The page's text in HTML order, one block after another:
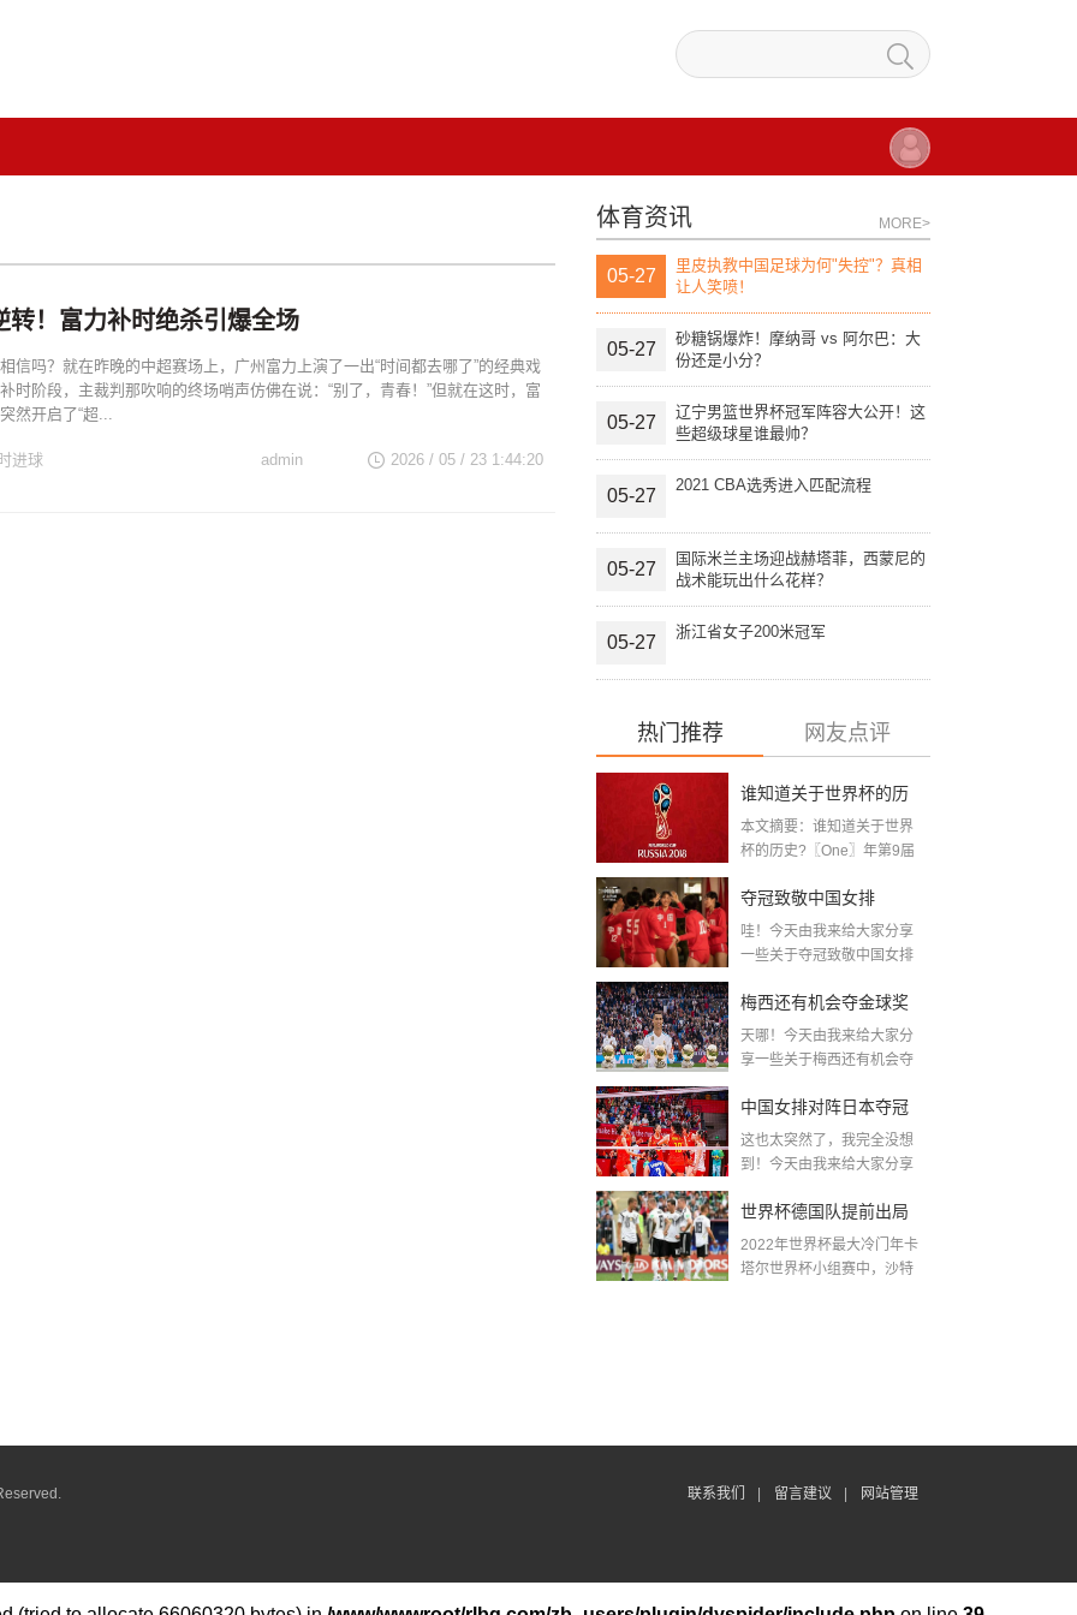
转！富力补时绝杀引爆全场
信吗？就在昨晚的中超赛场上，广州富力上演了一出“时间都去哪了”的经典戏
时阶段，主裁判那吹响的终场哨声仿佛在说：“别了，青春！”但就在这时，富
然开启了“超...
进球 2026 / 05 / 23 1:44:20
admin
体育资讯 MORE>
05-27
里皮执教中国足球为何"失控"？真相
让人笑喷！
05-27
砂糖锅爆炸！摩纳哥 vs 阿尔巴：大
份还是小分？
05-27
辽宁男篮世界杯冠军阵容大公开！这
些超级球星谁最帅？
05-27
2021 CBA选秀进入匹配流程
05-27
国际米兰主场迎战赫塔菲，西蒙尼的
战术能玩出什么花样？
05-27
浙江省女子200米冠军
热门推荐 网友点评
谁知道关于世界杯的历
史 「十二月四号世界杯
本文摘要：谁知道关于世界
杯的历史?〖One〗年第9届
夺冠致敬中国女排
〖2020关于电影 夺冠 观
哇！今天由我来给大家分享
一些关于夺冠致敬中国女排
梅西还有机会夺金球奖
〖梅老七什么梗〗
天哪！今天由我来给大家分
享一些关于梅西还有机会夺
中国女排对阵日本夺冠
了吗〖中国女排3 0复仇
这也太突然了，我完全没想
到！今天由我来给大家分享
世界杯德国队提前出局
吗,2018年世界杯德国战
2022年世界杯最大冷门年卡
塔尔世界杯小组赛中，沙特
联系我们 留言建议 网站管理